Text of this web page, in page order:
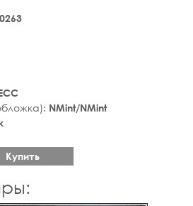
NMint/NMint
Купить